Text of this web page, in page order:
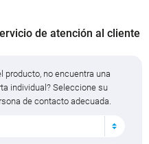
de atención al cliente
producto, no encuentra una
individual? Seleccione su
de contacto adecuada.